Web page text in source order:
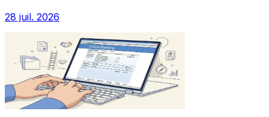
28 juil. 2026